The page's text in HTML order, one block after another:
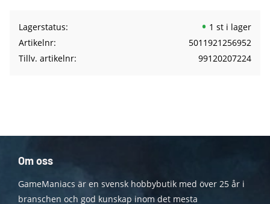
Lagerstatus
1 st i lager
Artikelnr
5011921256952
Tillv. artikelnr
99120207224
Om oss
GameManiacs är en svensk hobbybutik med över 25 år i
branschen och god kunskap inom det mesta